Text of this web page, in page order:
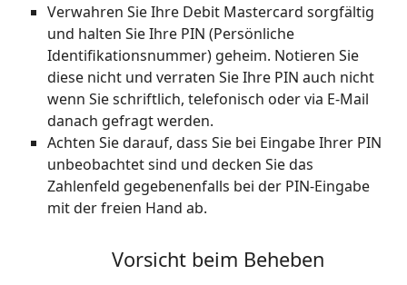
Verwahren Sie Ihre Debit Mastercard sorgfältig
und halten Sie Ihre PIN (Persönliche
Identifikationsnummer) geheim. Notieren Sie
diese nicht und verraten Sie Ihre PIN auch nicht
wenn Sie schriftlich, telefonisch oder via E-Mail
danach gefragt werden.
Achten Sie darauf, dass Sie bei Eingabe Ihrer PIN
unbeobachtet sind und decken Sie das
Zahlenfeld gegebenenfalls bei der PIN-Eingabe
mit der freien Hand ab.
Vorsicht beim Beheben